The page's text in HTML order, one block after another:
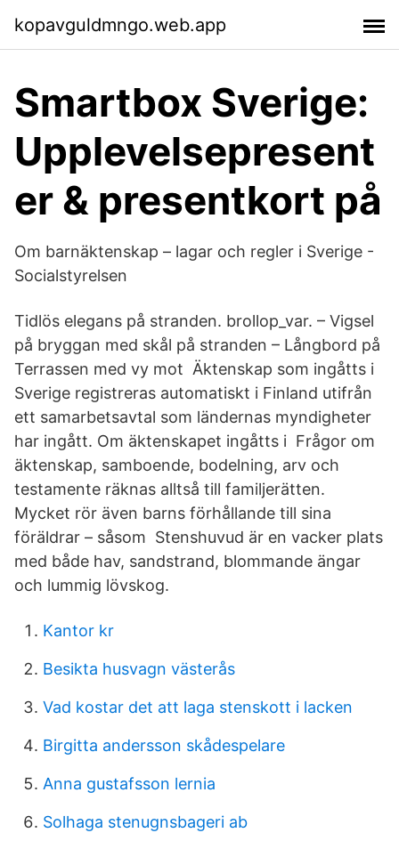
kopavguldmngo.web.app
Smartbox Sverige:
Upplevelsepresent
er & presentkort på
Om barnäktenskap – lagar och regler i Sverige -
Socialstyrelsen
Tidlös elegans på stranden. brollop_var. – Vigsel
på bryggan med skål på stranden – Långbord på
Terrassen med vy mot Äktenskap som ingåtts i
Sverige registreras automatiskt i Finland utifrån
ett samarbetsavtal som ländernas myndigheter
har ingått. Om äktenskapet ingåtts i Frågor om
äktenskap, samboende, bodelning, arv och
testamente räknas alltså till familjerätten.
Mycket rör även barns förhållande till sina
föräldrar – såsom Stenshuvud är en vacker plats
med både hav, sandstrand, blommande ängar
och lummig lövskog.
Kantor kr
Besikta husvagn västerås
Vad kostar det att laga stenskott i lacken
Birgitta andersson skådespelare
Anna gustafsson lernia
Solhaga stenugnsbageri ab